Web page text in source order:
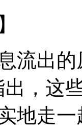
出的
出，这
地走